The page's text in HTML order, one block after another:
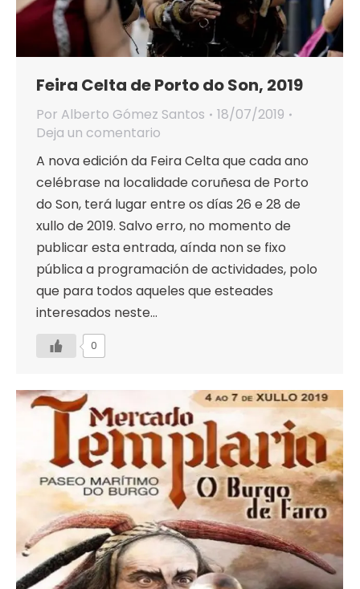
Feira Celta de Porto do Son, 2019
Por Alberto Gómez Santos
18/07/2019
Deja un comentario
A nova edición da Feira Celta que cada ano
celébrase na localidade coruñesa de Porto
do Son, terá lugar entre os días 26 e 28 de
xullo de 2019. Salvo erro, no momento de
publicar esta entrada, aínda non se fixo
pública a programación de actividades, polo
que para todos aqueles que esteades
interesados neste…
0